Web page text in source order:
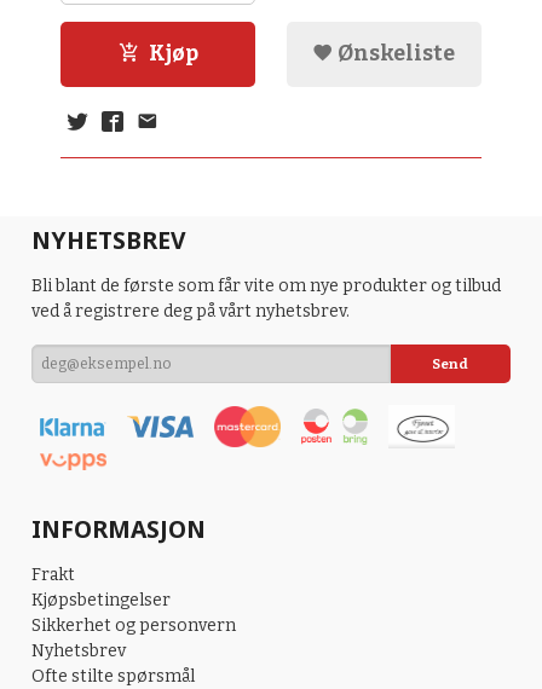
Kjøp Ønskeliste
NYHETSBREV
Bli blant de første som får vite om nye produkter og tilbud
ved å registrere deg på vårt nyhetsbrev.
INFORMASJON
Frakt
Kjøpsbetingelser
Sikkerhet og personvern
Nyhetsbrev
Ofte stilte spørsmål